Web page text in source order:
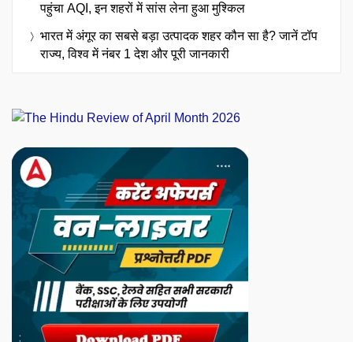
पहुंचा AQI, इन शहरों में सांस लेना हुआ मुश्किल
भारत में अंगूर का सबसे बड़ा उत्पादक शहर कौन सा है? जानें टॉप
राज्य, विश्व में नंबर 1 देश और पूरी जानकारी